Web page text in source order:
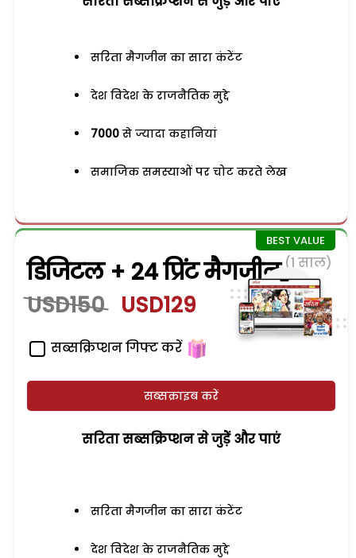
सरिता मैगजीन का सारा कंटेंट
देश विदेश के राजनैतिक मुद्दे
7000 से ज्यादा कहानियां
समाजिक समस्याओं पर चोट करते लेख
डिजिटल + 24 प्रिंट मैगजीन (1 साल)
USD150 USD129
सब्सक्रिप्शन गिफ्ट करें
सब्सक्राइब करें
सरिता सब्सक्रिप्शन से जुड़ेें और पाएं
सरिता मैगजीन का सारा कंटेंट
देश विदेश के राजनैतिक मुद्दे